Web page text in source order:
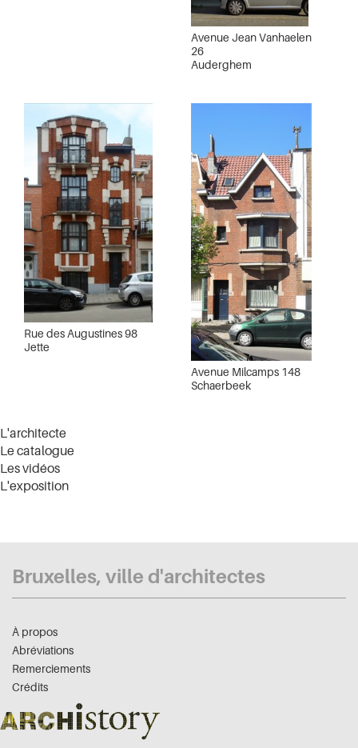
Avenue Jean Vanhaelen
26
Auderghem
Rue des Augustines 98
Jette
Avenue Milcamps 148
Schaerbeek
L'architecte
Le catalogue
Les vidéos
L'exposition
Bruxelles, ville d'architectes
À propos
Abréviations
Remerciements
Crédits